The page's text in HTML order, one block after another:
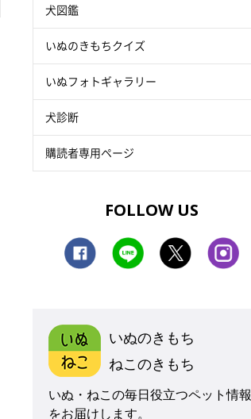
犬図鑑
いぬのきもちクイズ
いぬフォトギャラリー
犬診断
購読者専用ページ
FOLLOW US
いぬのきもち
ねこのきもち
いぬ・ねこの毎日役立つペット情報
をお届けします。